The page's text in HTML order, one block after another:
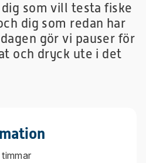
dig som vill testa fiske
dig som redan har
gör vi pauser för
och dryck ute i det